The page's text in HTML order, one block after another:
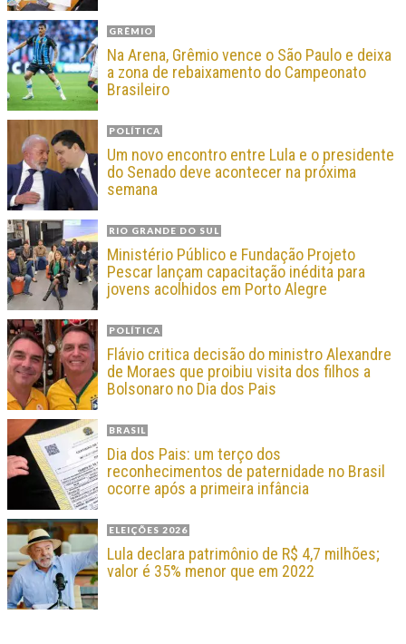
GRÊMIO
Na Arena, Grêmio vence o São Paulo e deixa
a zona de rebaixamento do Campeonato
Brasileiro
POLÍTICA
Um novo encontro entre Lula e o presidente
do Senado deve acontecer na próxima
semana
RIO GRANDE DO SUL
Ministério Público e Fundação Projeto
Pescar lançam capacitação inédita para
jovens acolhidos em Porto Alegre
POLÍTICA
Flávio critica decisão do ministro Alexandre
de Moraes que proibiu visita dos filhos a
Bolsonaro no Dia dos Pais
BRASIL
Dia dos Pais: um terço dos
reconhecimentos de paternidade no Brasil
ocorre após a primeira infância
ELEIÇÕES 2026
Lula declara patrimônio de R$ 4,7 milhões;
valor é 35% menor que em 2022